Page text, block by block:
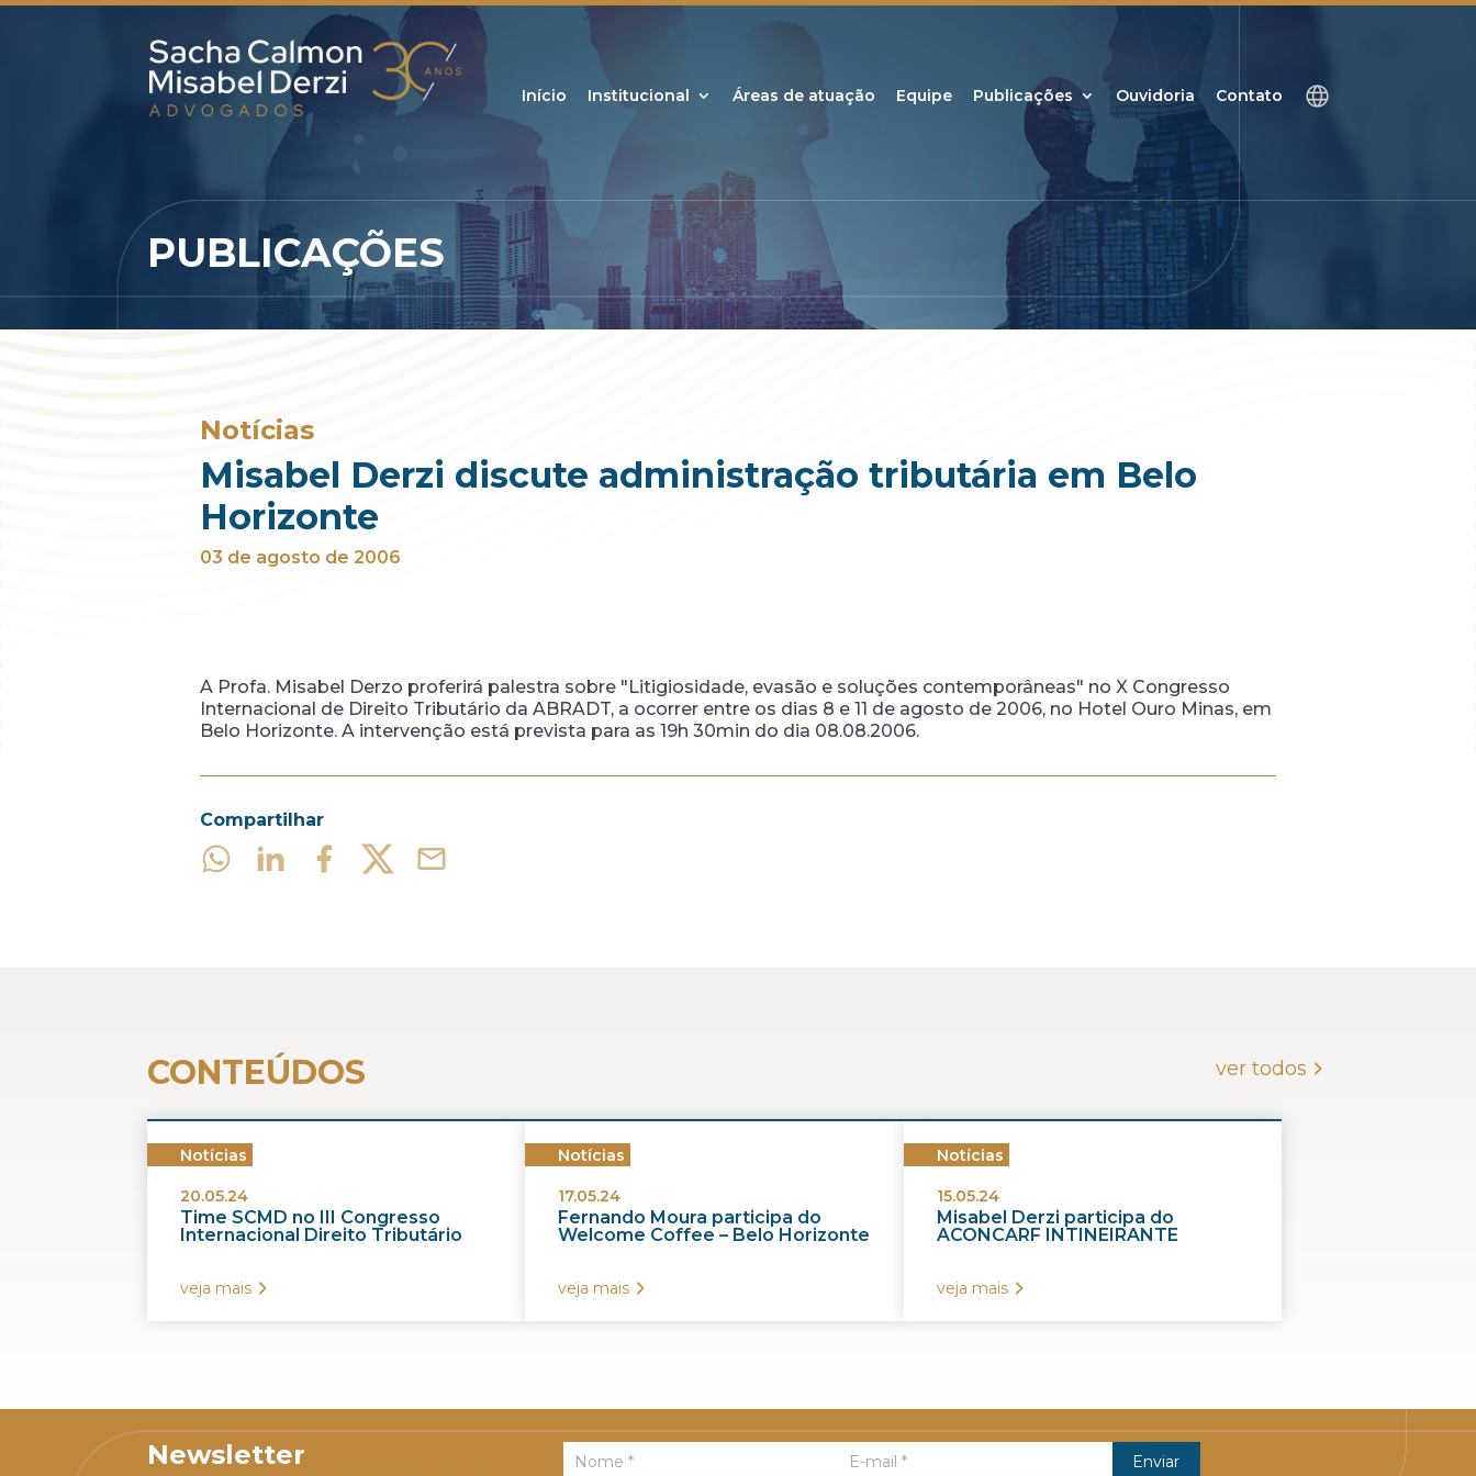
Início Institucional Áreas de atuação Equipe Publicações Ouvidoria Contato
PUBLICAÇÕES
Notícias
Misabel Derzi discute administração tributária em Belo
Horizonte
03 de agosto de 2006
A Profa. Misabel Derzo proferirá palestra sobre "Litigiosidade, evasão e soluções contemporâneas" no X Congresso
Internacional de Direito Tributário da ABRADT, a ocorrer entre os dias 8 e 11 de agosto de 2006, no Hotel Ouro Minas, em
Belo Horizonte. A intervenção está prevista para as 19h 30min do dia 08.08.2006.
Compartilhar
CONTEÚDOS ver todos
Notícias
20.05.24
Time SCMD no III Congresso
Internacional Direito Tributário
veja mais
Notícias
17.05.24
Fernando Moura participa do
Welcome Coffee – Belo Horizonte
veja mais
Notícias
15.05.24
Misabel Derzi participa do
ACONCARF INTINEIRANTE
veja mais
Newsletter